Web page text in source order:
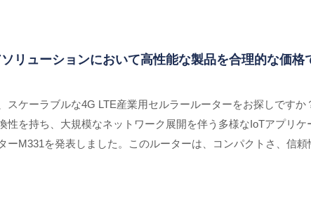
リューションにおいて高性能な製品を合理的な価格
スケーラブルな4G LTE産業用セルラールーターをお探しです
性を持ち、大規模なネットワーク展開を伴う多様なIoTアプリ
ーM331を発表しました。このルーターは、コンパクトさ、信